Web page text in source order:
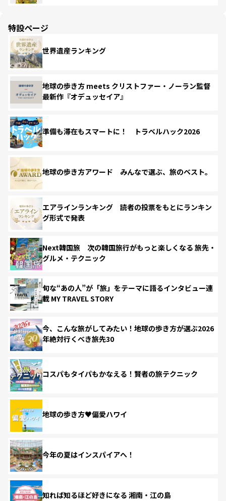
特設ページ
世界遺産ランキング
地球の歩き方 meets クリストファー・ノーラン監督
最新作『オデュッセイア』
準備も滞在もスマートに！ トラベルハック2026
地球の歩き方アワード みんなで選ぶ、旅のベスト。
エアラインランキング 読者の投票をもとにランキン
グ形式で発表
Next韓国旅 次の韓国旅行がもっと楽しくなる 旅先・
グルメ・テクニック
旬な“あの人”が「旅」をテーマに語るインタビュー連
載 MY TRAVEL STORY
今、こんな旅がしてみたい！地球の歩き方が選ぶ2026
年絶対行くべき旅先30
コスパもタイパもかなえる！賢者の旅テクニック
地球の歩き方♥偏愛ハワイ
今年の夏はインスパイアへ！
知れば知るほど好きになる 湘南・江の島